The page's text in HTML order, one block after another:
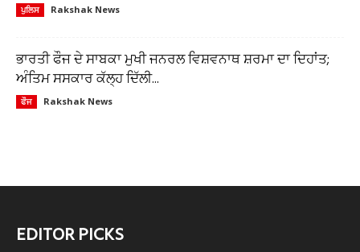
ਪੁਲਿਸ Rakshak News
ਭਾਰਤੀ ਫੌਜ ਦੇ ਸਾਬਕਾ ਮੁਖੀ ਜਨਰਲ ਵਿਸ਼ਵਨਾਥ ਸ਼ਰਮਾ ਦਾ ਦਿਹਾਂਤ;
ਅੰਤਿਮ ਸਸਕਾਰ ਕੱਲ੍ਹ ਦਿੱਲੀ...
ਫੌਜ Rakshak News
EDITOR PICKS